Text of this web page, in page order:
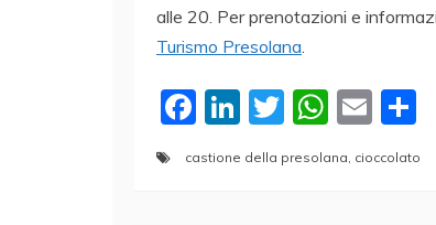
alle 20. Per prenotazioni e
Turismo Presolana.
F
a
Li
n
T
W
at
E
m
castione della presolana, cioccolato